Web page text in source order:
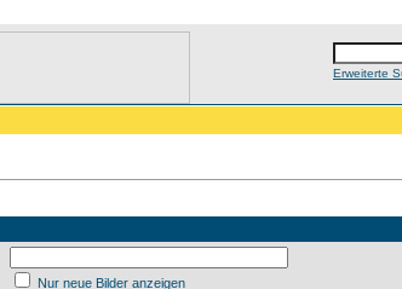
Erweiterte
Nur neue Bilder anzeigen